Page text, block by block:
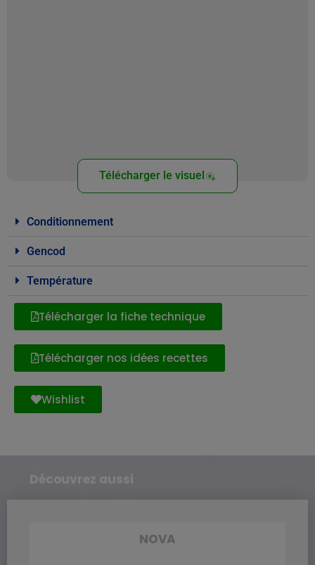
Télécharger le visuel
Conditionnement
Gencod
Température
Télécharger la fiche technique
Télécharger nos idées recettes
Wishlist
Découvrez aussi
NOVA